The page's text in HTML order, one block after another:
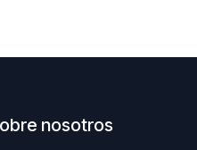
nosotros